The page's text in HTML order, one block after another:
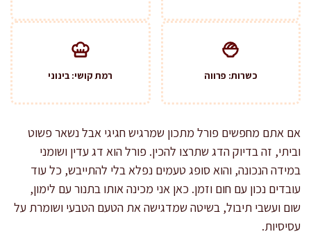
כשרות: פרווה רמת קושי: בינוני
אם אתם מחפשים פורל מתכון שמרגיש חגיגי אבל נשאר פשוט
וביתי, זה בדיוק הדג שתרצו להכין. פורל הוא דג עדין ושומני
במידה הנכונה, והוא סופג טעמים נפלא בלי להתייבש, כל עוד
עובדים נכון עם חום וזמן. כאן אני מכינה אותו בתנור עם לימון,
שום ועשבי תיבול, בשיטה שמדגישה את הטעם הטבעי ושומרת על
עסיסיות.